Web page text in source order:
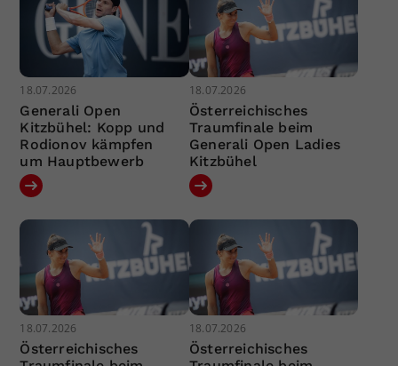
18.07.2026
Generali Open
Kitzbühel: Kopp und
Rodionov kämpfen
um Hauptbewerb
18.07.2026
Österreichisches
Traumfinale beim
Generali Open Ladies
Kitzbühel
18.07.2026
Österreichisches
18.07.2026
Österreichisches